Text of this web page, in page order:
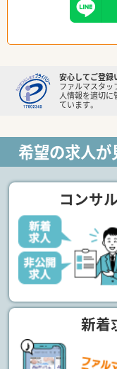
安心してご登録
ファルマスタッ
人情報を適切
ています。
希望の求人
コンサ
新着